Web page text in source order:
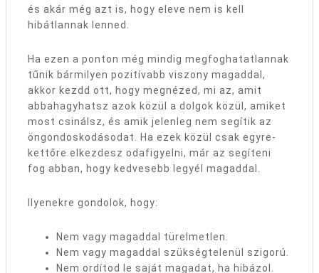
és akár még azt is, hogy eleve nem is kell
hibátlannak lenned.
Ha ezen a ponton még mindig megfoghatatlannak
tűnik bármilyen pozitívabb viszony magaddal,
akkor kezdd ott, hogy megnézed, mi az, amit
abbahagyhatsz azok közül a dolgok közül, amiket
most csinálsz, és amik jelenleg nem segítik az
öngondoskodásodat. Ha ezek közül csak egyre-
kettőre elkezdesz odafigyelni, már az segíteni
fog abban, hogy kedvesebb legyél magaddal.
Ilyenekre gondolok, hogy:
Nem vagy magaddal türelmetlen.
Nem vagy magaddal szükségtelenül szigorú.
Nem ordítod le saját magadat, ha hibázol.